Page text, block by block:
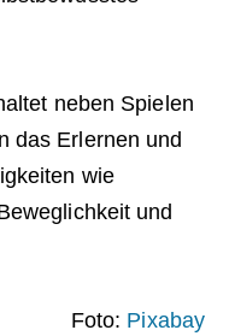
neben Spielen
das Erlernen und
wie
und
Foto: Pixabay